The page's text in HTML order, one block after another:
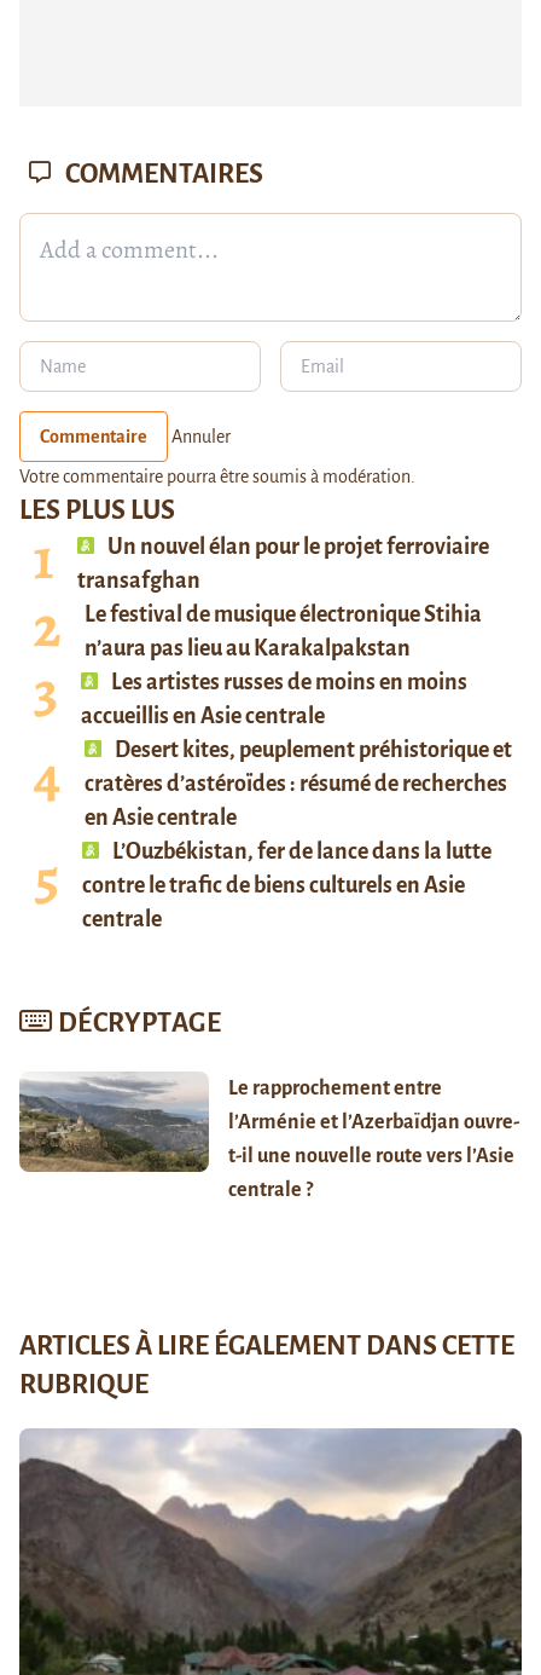
LES PLUS LUS
Un nouvel élan pour le projet ferroviaire
transafghan
Le festival de musique électronique Stihia
n’aura pas lieu au Karakalpakstan
Les artistes russes de moins en moins
accueillis en Asie centrale
Desert kites, peuplement préhistorique et
cratères d’astéroïdes : résumé de recherches
en Asie centrale
L’Ouzbékistan, fer de lance dans la lutte
contre le trafic de biens culturels en Asie
centrale
DÉCRYPTAGE
Le rapprochement entre
l’Arménie et l’Azerbaïdjan ouvre-
t-il une nouvelle route vers l’Asie
centrale ?
COMMENTAIRES
Commentaire Annuler
Votre commentaire pourra être soumis à modération.
ARTICLES À LIRE ÉGALEMENT DANS CETTE
RUBRIQUE